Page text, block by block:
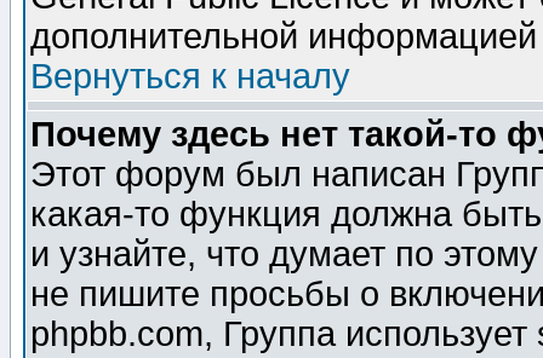
дополнительной
Вернуться к началу
Почему здесь нет такой-то
Этот форум был написан
какая-то функция должна
и узнайте, что думает по
не пишите просьбы о
phpbb.com, Группа